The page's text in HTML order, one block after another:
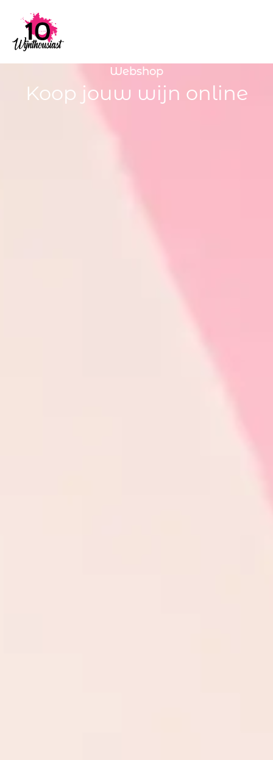
Webshop
Koop jouw wijn online